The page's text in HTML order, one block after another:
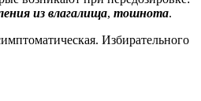
из влагалища, тошнота.
Избирательного